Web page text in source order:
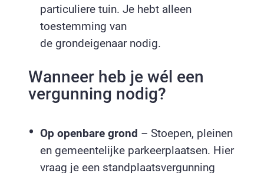
particuliere tuin. Je hebt alleen
toestemming van
de grondeigenaar nodig.
Wanneer heb je wél een
vergunning nodig?
Op openbare grond – Stoepen, pleinen
en gemeentelijke parkeerplaatsen. Hier
vraag je een standplaatsvergunning